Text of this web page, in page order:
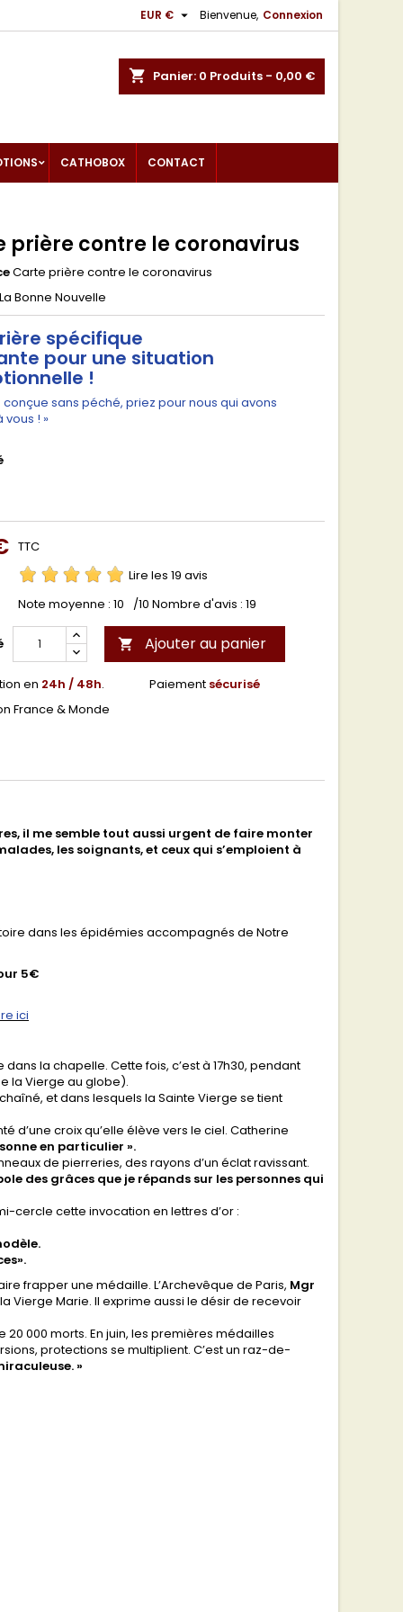
Bienvenue, Connexion
EUR € 
shopping_cart Panier: 0 Produits - 0,00 €
CATHOBOX CONTACT
prière contre le coronavirus
Carte prière contre le coronavirus
La Bonne Nouvelle
spécifique
pour une situation
!
conçue sans péché, priez pour nous qui avons
vous ! »
TTC
Lire les 19 avis
Note moyenne : 10 /10 Nombre d'avis : 19
 Ajouter au panier
en 24h / 48h.
France & Monde
Paiement sécurisé
il me semble tout aussi urgent de faire monter
les soignants, et ceux qui s’emploient à
dans les épidémies accompagnés de Notre
5€
ici
la chapelle. Cette fois, c’est à 17h30, pendant
la Vierge au globe).
et dans lesquels la Sainte Vierge se tient
d’une croix qu’elle élève vers le ciel. Catherine
en particulier ».
de pierreries, des rayons d’un éclat ravissant.
des grâces que je répands sur les personnes qui
cercle cette invocation en lettres d’or :
frapper une médaille. L’Archevêque de Paris, Mgr
Marie. Il exprime aussi le désir de recevoir
20 000 morts. En juin, les premières médailles
protections se multiplient. C’est un raz-de-
»